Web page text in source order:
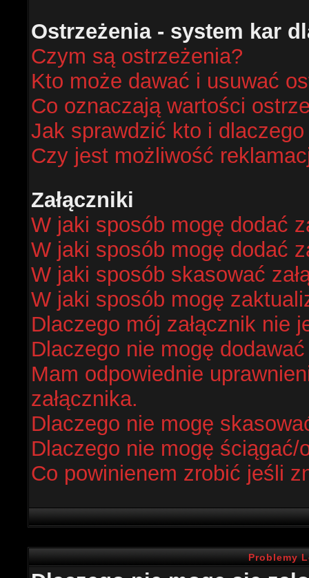
Ostrzeżenia - system kar
Czym są ostrzeżenia?
Kto może dawać i usuwać
Co oznaczają wartości
Jak sprawdzić kto i dlaczego
Czy jest możliwość
Załączniki
W jaki sposób mogę dodać
W jaki sposób mogę dodać
W jaki sposób skasować
W jaki sposób mogę
Dlaczego mój załącznik nie
Dlaczego nie mogę dodawać
Mam odpowiednie
załącznika.
Dlaczego nie mogę
Dlaczego nie mogę ściągać/
Co powinienem zrobić jeśli
Problemy